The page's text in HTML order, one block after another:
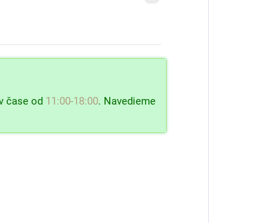
čase od 11:00-18:00. Navedieme